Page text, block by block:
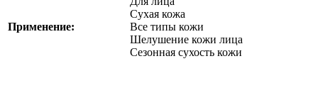
Применение:
Сухая кожа
Все типы кожи
Шелушение кожи лица
Сезонная сухость кожи